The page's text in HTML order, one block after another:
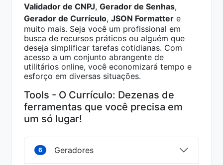
Validador de CNPJ, Gerador de Senhas,
Gerador de Currículo, JSON Formatter e
muito mais. Seja você um profissional em
busca de recursos práticos ou alguém que
deseja simplificar tarefas cotidianas. Com
acesso a um conjunto abrangente de
utilitários online, você economizará tempo e
esforço em diversas situações.
Tools - O Currículo: Dezenas de
ferramentas que você precisa em
um só lugar!
6 Geradores